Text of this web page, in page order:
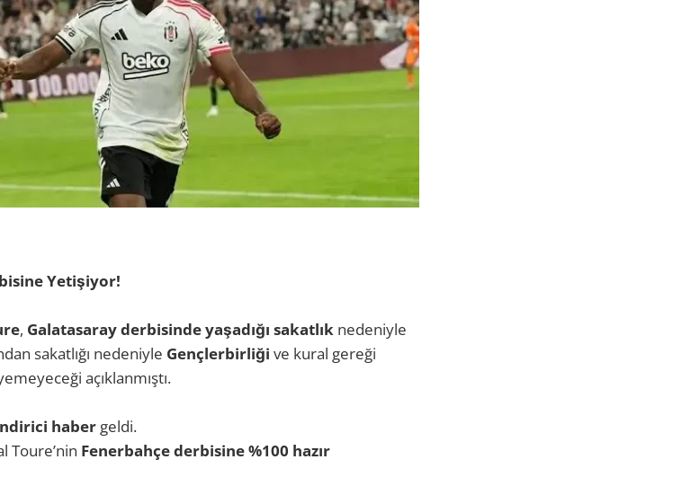
Yetişiyor!
, Galatasaray derbisinde yaşadığı sakatlık nedeniyle
sakatlığı nedeniyle Gençlerbirliği ve kural gereği
açıklanmıştı.
haber geldi.
Toure’nin Fenerbahçe derbisine %100 hazır